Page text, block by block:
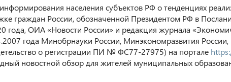
информирования населения субъектов РФ о тенденциях
граждан России, обозначенной Президентом РФ в
года, ОИА «Новости России» и редакция журнала
года Минобрнауки России, Минэкономразвития
о регистрации ПИ № ФС77-27975) на портале
новостной обзор для жителей муниципальных